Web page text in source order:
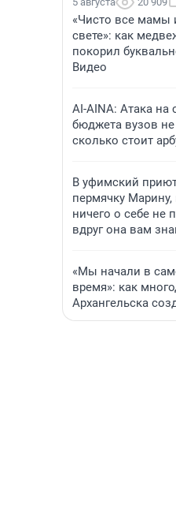
«Чисто все мамы
свете»: как
покорил
Видео
AI-AINA: Атака на
бюджета вузов
сколько стоит
В уфимский
пермячку Марину,
ничего о себе не
вдруг она вам
«Мы начали в
время»: как
Архангельска